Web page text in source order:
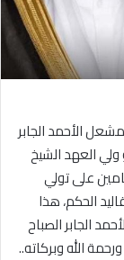
الأحمد الجابر
العهد الشيخ
على تولي
الحكم، هذا
الجابر الصباح
الله وبركاته..